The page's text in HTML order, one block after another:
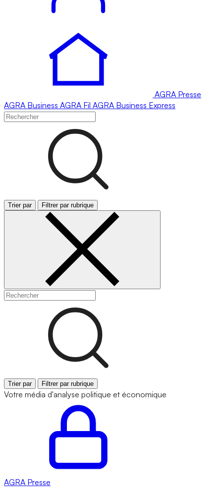
AGRA Presse
AGRA Business AGRA Fil AGRA Business Express
Trier par Filtrer par rubrique
Trier par Filtrer par rubrique
Votre média d'analyse politique et économique
AGRA Presse